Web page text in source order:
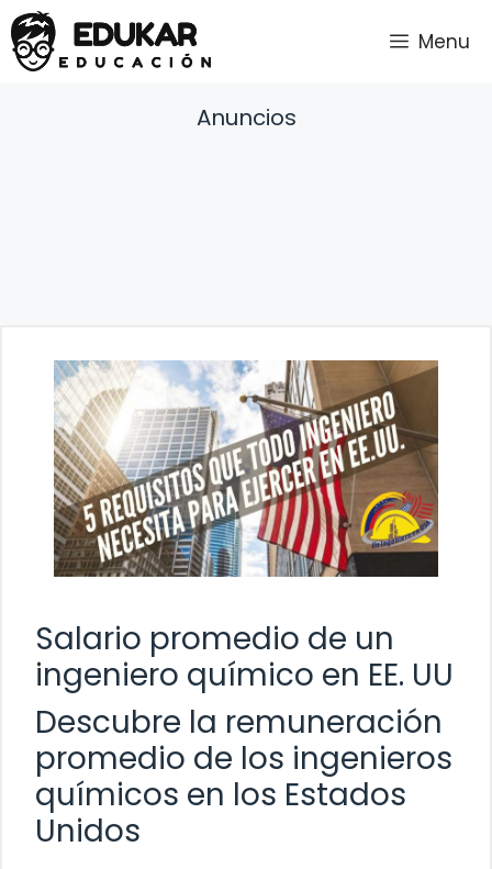
Saltar
al
contenido
Menu
Anuncios
Salario promedio de un
ingeniero químico en EE. UU
Descubre la remuneración
promedio de los ingenieros
químicos en los Estados
Unidos